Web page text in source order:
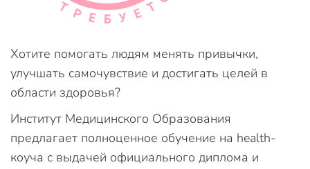
Хотите помогать людям менять привычки,
улучшать самочувствие и достигать целей в
области здоровья?
Институт Медицинского Образования
предлагает полноценное обучение на health-
коуча с выдачей официального диплома и